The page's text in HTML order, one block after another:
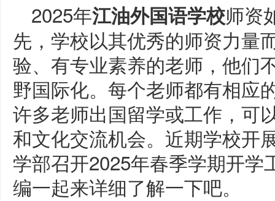
2025年江油外国语学校师资
先，学校以其优秀的师资力量
验、有专业素养的老师，他们
野国际化。每个老师都有相应
许多老师出国留学或工作，可
和文化交流机会。近期学校开
学部召开2025年春季学期开
编一起来详细了解一下吧。